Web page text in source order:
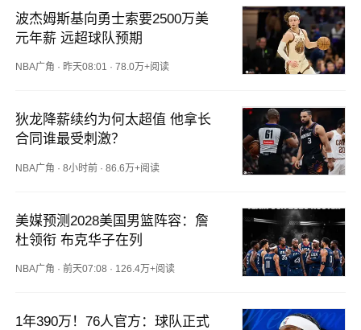
波杰姆斯基向勇士索要2500万美
元年薪 远超球队预期
NBA广角 · 昨天08:01 ·78.0万+阅读
狄龙降薪续约为何太超值 他拿长
合同谁最受刺激？
NBA广角 ·8小时前 ·86.6万+阅读
美媒预测2028美国男篮阵容：詹
杜领衔 布克华子在列
NBA广角 ·前天07:08 · 126.4万+阅读
1年390万！76人官方：球队正式